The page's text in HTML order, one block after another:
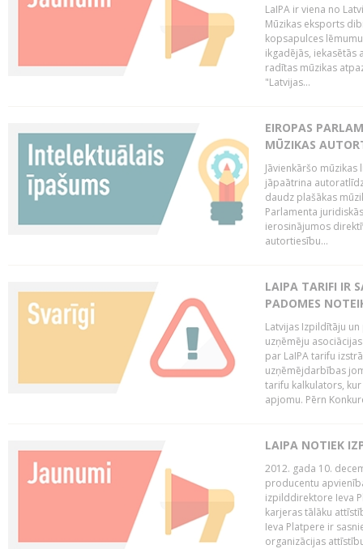
LaIPA ir viena no
Mūzikas eksports
kopsapulces
ikgadējās, iekasētās
radītas mūzikas
"Latvijas...
EIROPAS
MŪZIKAS
Jāvienkāršo
jāpaātrina
daudz plašākas
Parlamenta
ierosinājumos
autortiesību...
LAIPA TARIFI IR
PADOMES
Latvijas Izpildītāju
uzņēmēju
par LaIPA tarifu
uzņēmējdarbības
tarifu kalkulators,
apjomu. Pērn
LAIPA NOTIEK
2012. gada 10.
producentu
izpilddirektore Ieva
karjeras tālāku
Ieva Platpere ir
organizācijas